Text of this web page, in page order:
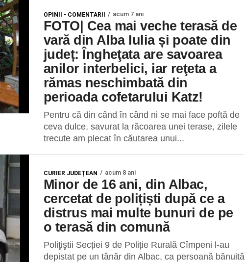
OPINII - COMENTARII acum 7 ani
FOTO| Cea mai veche terasă de
vară din Alba Iulia și poate din
județ: Îngheţata are savoarea
anilor interbelici, iar reţeta a
rămas neschimbată din
perioada cofetarului Katz!
Pentru că din când în când ni se mai face poftă de
ceva dulce, savurat la răcoarea unei terase, zilele
trecute am plecat în căutarea unui...
CURIER JUDEȚEAN acum 8 ani
Minor de 16 ani, din Albac,
cercetat de polițiști după ce a
distrus mai multe bunuri de pe
o terasă din comună
Poliţiştii Secției 9 de Poliție Rurală Cîmpeni l-au
depistat pe un tânăr din Albac, ca persoană bănuită